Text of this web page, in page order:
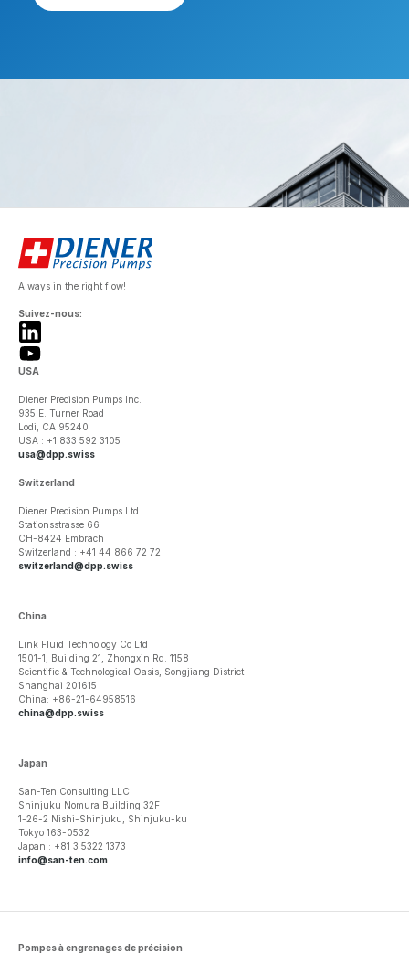
Always in the right flow!
Suivez-nous:
USA
Diener Precision Pumps Inc.
935 E. Turner Road
Lodi, CA 95240
USA : +1 833 592 3105
usa@dpp.swiss
Switzerland
Diener Precision Pumps Ltd
Stationsstrasse 66
CH-8424 Embrach
Switzerland : +41 44 866 72 72
switzerland@dpp.swiss
China
Link Fluid Technology Co Ltd
1501-1, Building 21, Zhongxin Rd. 1158
Scientific & Technological Oasis, Songjiang District
Shanghai 201615
China: +86-21-64958516
china@dpp.swiss
Japan
San-Ten Consulting LLC
Shinjuku Nomura Building 32F
1-26-2 Nishi-Shinjuku, Shinjuku-ku
Tokyo 163-0532
Japan : +81 3 5322 1373
info@san-ten.com
Pompes à engrenages de précision